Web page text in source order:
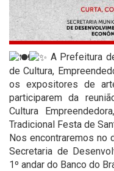
A Prefeitura
de Cultura,
os expositores de
participarem da
Cultura
Tradicional Festa de
Nos encontraremos no
Secretaria de
1º andar do Banco do